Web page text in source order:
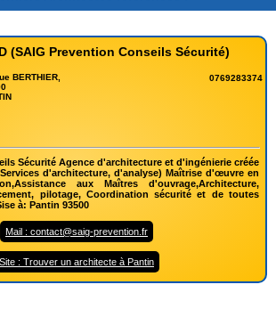
(SAIG Prevention Conseils Sécurité)
BERTHIER,
0769283374
Sécurité Agence d'architecture et d'ingénierie créée
Services d'architecture, d'analyse) Maîtrise d'œuvre en
aux Maîtres d'ouvrage,Architecture,
pilotage, Coordination sécurité et de toutes
à: Pantin 93500
Mail : contact@saig-prevention.fr
Site : Trouver un architecte à Pantin